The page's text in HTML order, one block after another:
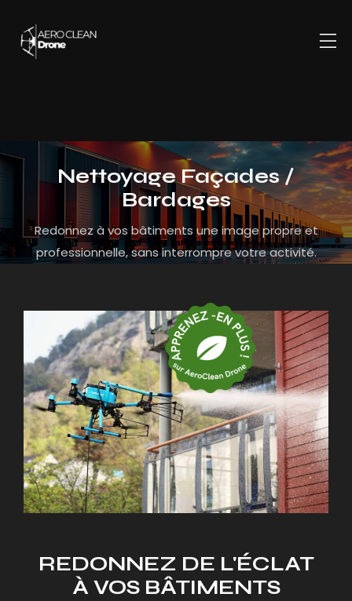
Nettoyage Façades /
Bardages
Redonnez à vos bâtiments une image propre et
professionnelle, sans interrompre votre activité.
REDONNEZ DE L'ÉCLAT
À VOS BÂTIMENTS